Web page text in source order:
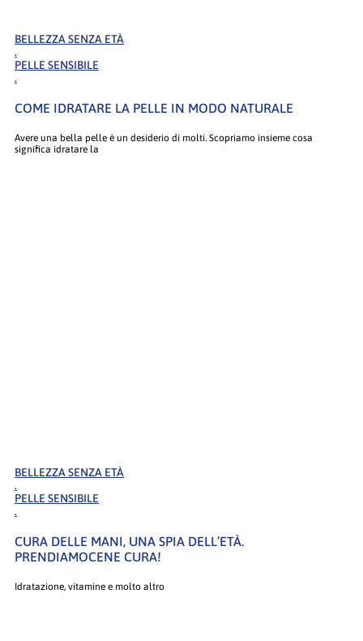
BELLEZZA SENZA ETÀ
.
PELLE SENSIBILE
.
COME IDRATARE LA PELLE IN MODO NATURALE
Avere una bella pelle è un desiderio di molti. Scopriamo insieme cosa
significa idratare la
BELLEZZA SENZA ETÀ
.
PELLE SENSIBILE
.
CURA DELLE MANI, UNA SPIA DELL’ETÀ.
PRENDIAMOCENE CURA!
Idratazione, vitamine e molto altro